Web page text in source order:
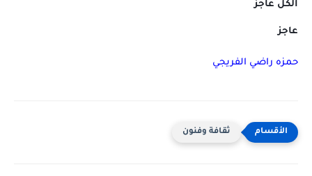
الكل عاجز
عاجز
حمزه راضي الفريجي
ثقافة وفنون